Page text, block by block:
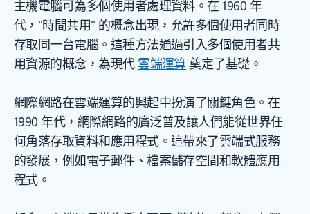
主機電腦可為多個使用者處理資料。在 1960 年
代，"時間共用" 的概念出現，允許多個使用者同時
存取同一台電腦。這種方法通過引入多個使用者共
用資源的概念，為現代 雲端運算奠定了基礎。
網際網路在雲端運算的興起中扮演了關鍵角色。在
1990 年代，網際網路的廣泛普及讓人們能從世界任
何角落存取資料和應用程式。這帶來了雲端式服務
的發展，例如電子郵件、檔案儲存空間和軟體應用
程式。